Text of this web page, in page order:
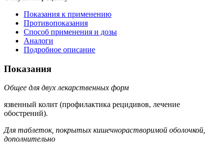
Показания к применению
Противопоказания
Способ применения и дозы
Аналоги
Подробное описание
Показания
Общее для двух лекарственных форм
язвенный колит (профилактика рецидивов, лечение
обострений).
Для таблеток, покрытых кишечнорастворимой оболочкой,
дополнительно